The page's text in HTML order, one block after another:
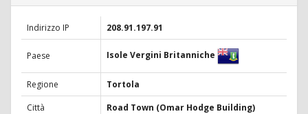
Indirizzo IP 208.91.197.91
Paese Isole Vergini Britanniche
Regione
Tortola
Città
Road Town (Omar Hodge Building)